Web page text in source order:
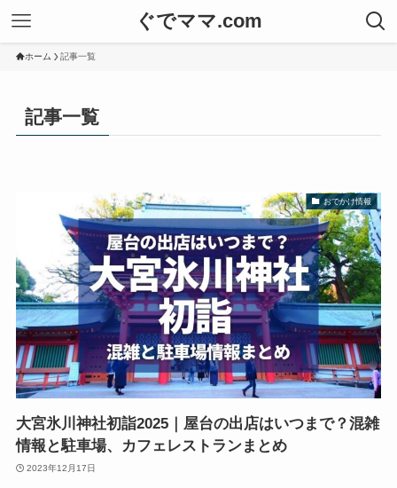
ぐでママ.com
ホーム 記事一覧
記事一覧
おでかけ情報
大宮氷川神社初詣2025｜屋台の出店はいつまで？混雑
情報と駐車場、カフェレストランまとめ
2023年12月17日